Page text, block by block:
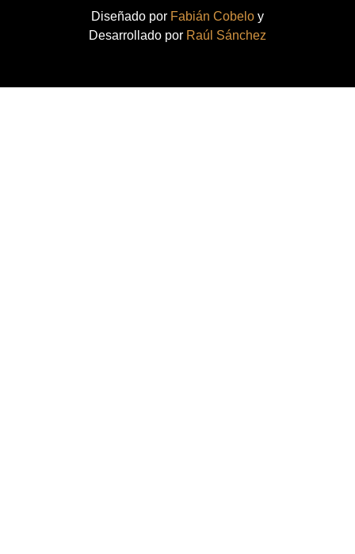
Diseñado por Fabián Cobelo y
Desarrollado por Raúl Sánchez